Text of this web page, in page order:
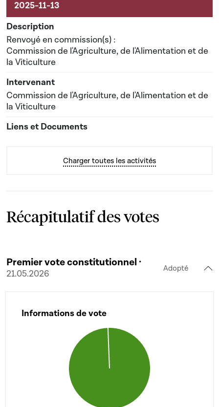
Renvoyé en commission(s) :
Commission de l'Agriculture, de l'Alimentation et de
la Viticulture
Commission de l'Agriculture, de l'Alimentation et de
la Viticulture
Charger toutes les activités
Récapitulatif des votes
Premier vote constitutionnel ·
21.05.2026
Adopté
Informations de vote